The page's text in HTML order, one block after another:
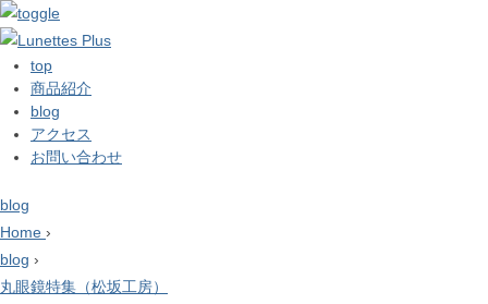
top
商品紹介
blog
アクセス
お問い合わせ
blog
Home ›
blog ›
丸眼鏡特集（松坂工房）